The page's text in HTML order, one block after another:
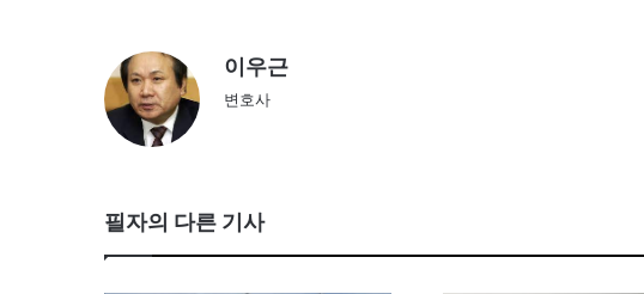
이우근
변호사
필자의 다른 기사